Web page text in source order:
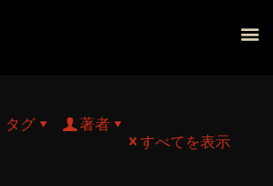
タグ
著者
すべてを表示